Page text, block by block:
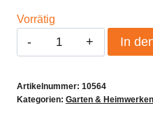
Vorrätig
Stehtisch
Husse
Anthrazit
In
Artikelnummer: 10564
Kategorien: Garten & Heimwerken